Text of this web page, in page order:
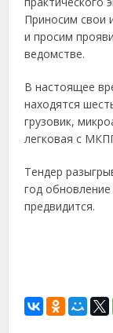
Приносим свои
и просим
ведомстве.
В настоящее
находятся
грузовик,
легковая с
Тендер
год
предвидится.